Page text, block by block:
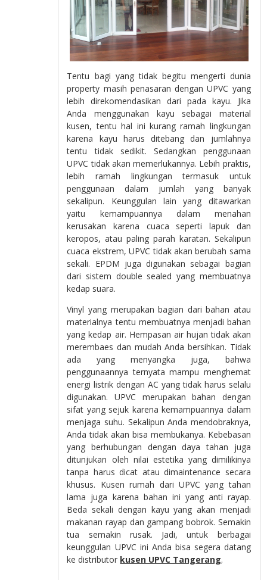
Tentu bagi yang tidak begitu mengerti dunia
property masih penasaran dengan UPVC yang
lebih direkomendasikan dari pada kayu. Jika
Anda menggunakan kayu sebagai material
kusen, tentu hal ini kurang ramah lingkungan
karena kayu harus ditebang dan jumlahnya
tentu tidak sedikit. Sedangkan penggunaan
UPVC tidak akan memerlukannya. Lebih praktis,
lebih ramah lingkungan termasuk untuk
penggunaan dalam jumlah yang banyak
sekalipun. Keunggulan lain yang ditawarkan
yaitu kemampuannya dalam menahan
kerusakan karena cuaca seperti lapuk dan
keropos, atau paling parah karatan. Sekalipun
cuaca ekstrem, UPVC tidak akan berubah sama
sekali. EPDM juga digunakan sebagai bagian
dari sistem double sealed yang membuatnya
kedap suara.
Vinyl yang merupakan bagian dari bahan atau
materialnya tentu membuatnya menjadi bahan
yang kedap air. Hempasan air hujan tidak akan
merembaes dan mudah Anda bersihkan. Tidak
ada yang menyangka juga, bahwa
penggunaannya ternyata mampu menghemat
energi listrik dengan AC yang tidak harus selalu
digunakan. UPVC merupakan bahan dengan
sifat yang sejuk karena kemampuannya dalam
menjaga suhu. Sekalipun Anda mendobraknya,
Anda tidak akan bisa membukanya. Kebebasan
yang berhubungan dengan daya tahan juga
ditunjukan oleh nilai estetika yang dimilikinya
tanpa harus dicat atau dimaintenance secara
khusus. Kusen rumah dari UPVC yang tahan
lama juga karena bahan ini yang anti rayap.
Beda sekali dengan kayu yang akan menjadi
makanan rayap dan gampang bobrok. Semakin
tua semakin rusak. Jadi, untuk berbagai
keunggulan UPVC ini Anda bisa segera datang
ke distributor kusen UPVC Tangerang.